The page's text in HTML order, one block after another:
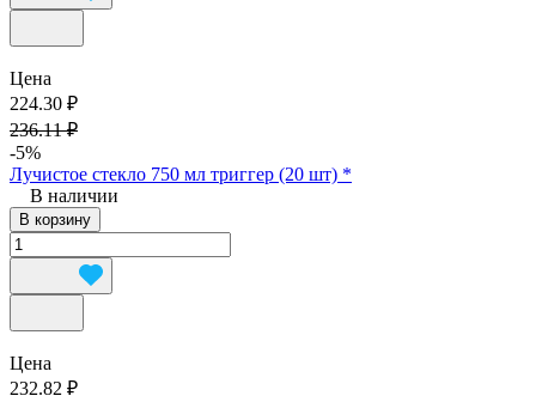
Цена
224.30 ₽
236.11 ₽
-5%
Лучистое стекло 750 мл триггер (20 шт) *
В наличии
В корзину
Цена
232.82 ₽